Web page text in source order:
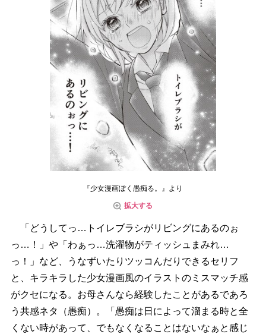
『少女漫画ぽく愚痴る。』より
拡大する
「どうしてっ…トイレブラシがリビングにあるのぉ
っ…！」や「わぁっ…洗濯物がティッシュまみれ…
っ！」など、うなずいたりツッコんだりできるセリフ
と、キラキラした少女漫画風のイラストのミスマッチ感
がクセになる。お母さんなら経験したことがあるであろ
う共感ネタ（愚痴）。「愚痴は日によって溜まる時と全
くない時があって、でもなくなることはないなぁと感じ